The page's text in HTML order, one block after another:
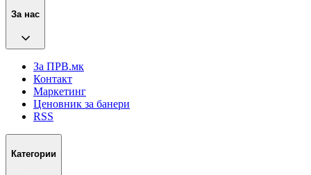
За нас
За ПРВ.мк
Контакт
Маркетинг
Ценовник за банери
RSS
Категории